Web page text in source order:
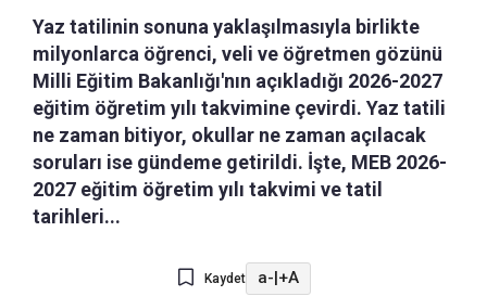
Yaz tatilinin sonuna yaklaşılmasıyla birlikte
milyonlarca öğrenci, veli ve öğretmen gözünü
Milli Eğitim Bakanlığı'nın açıkladığı 2026-2027
eğitim öğretim yılı takvimine çevirdi. Yaz tatili
ne zaman bitiyor, okullar ne zaman açılacak
soruları ise gündeme getirildi. İşte, MEB 2026-
2027 eğitim öğretim yılı takvimi ve tatil
tarihleri...
Kaydet a-|+A